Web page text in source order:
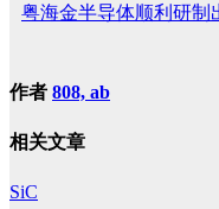
粤海金半导体顺利研制
作者 808, ab
相关文章
SiC